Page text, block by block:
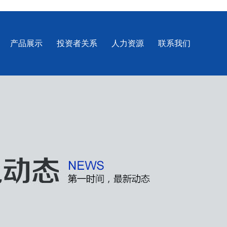
产品展示 投资者关系 人力资源 联系我们